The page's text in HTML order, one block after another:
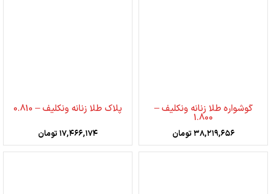
گوشواره طلا زنانه ونکلیف –
1.800
۳۸,۲۱۹,۶۵۶تومان
پلاک طلا زنانه ونکلیف – 0.810
۱۷,۴۶۶,۱۷۴تومان